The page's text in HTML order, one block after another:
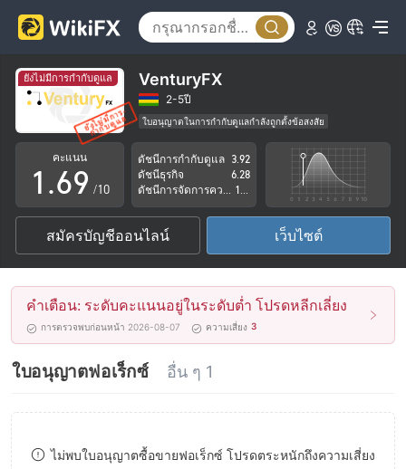
ยังไม่มีการกำกับดูแล VenturyFX
2-5ปี
ใบอนุญาตในการกำกับดูแลกำลังถูกตั้งข้อสงสัย
ระวังความเสี่ยงอันตรายที่อาจจะซ่อนอยู่
คะแนน
0
1
2
3
4
5
6
.
2
3
4
5
6
7
8
9
5
6
7
8
9 /10
ดัชนีการกำกับดูแล 3.92
ดัชนีธุรกิจ
6.28
สมัครบัญชีออนไลน์ เว็บไซต์
คำเตือน: ระดับคะแนนอยู่ในระดับต่ำ โปรดหลีกเลี่ยง
การตรวจพบก่อนหน้า 2026-08-07 ความเสี่ยง 3
ใบอนุญาตฟอเร็กซ์ อื่น ๆ 1
ไม่พบใบอนุญาตซื้อขายฟอเร็กซ์ โปรดตระหนักถึงความเสี่ยง